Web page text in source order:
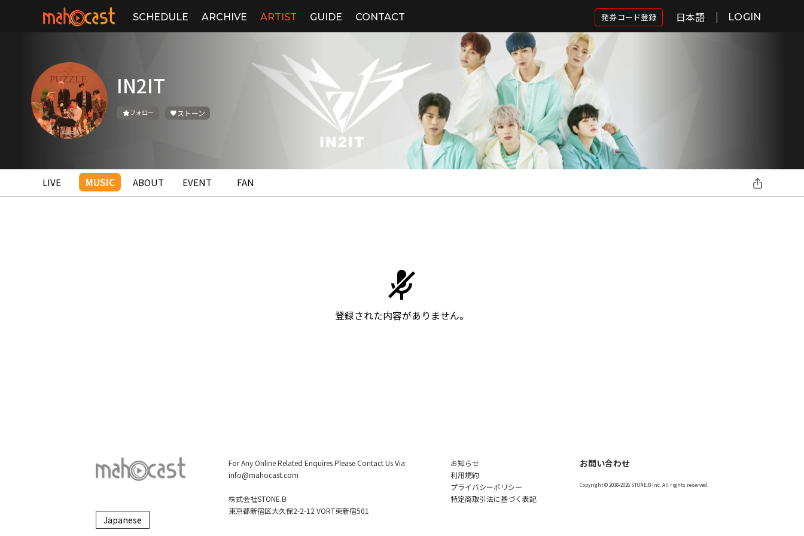
SCHEDULE ARCHIVE ARTIST GUIDE CONTACT 発券コード登録 日本語 LOGIN
IN2IT
フォロー ストーン
LIVE MUSIC ABOUT EVENT FAN
登録された内容がありません。
For Any Online Related Enquires Please Contact Us Via:
info@mahocast.com
株式会社STONE.B
東京都新宿区大久保2-2-12 VORT東新宿501
お知らせ
利用規約
プライバシーポリシー
特定商取引法に基づく表記
お問い合わせ
Copyright © 2018-2026 STONE.B Inc. All rights reserved.